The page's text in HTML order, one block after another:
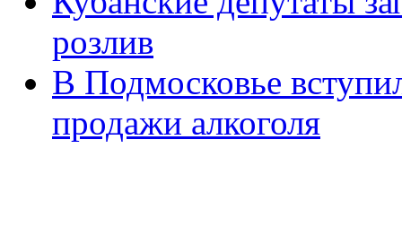
розлив
В Подмосковье
продажи алкоголя